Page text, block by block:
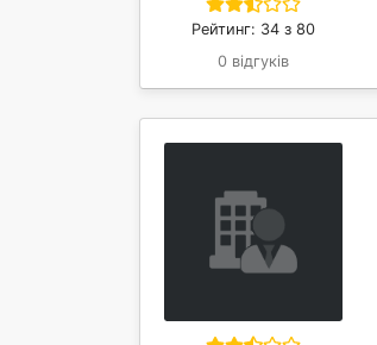
Рейтинг: 34 з 80
0 відгуків